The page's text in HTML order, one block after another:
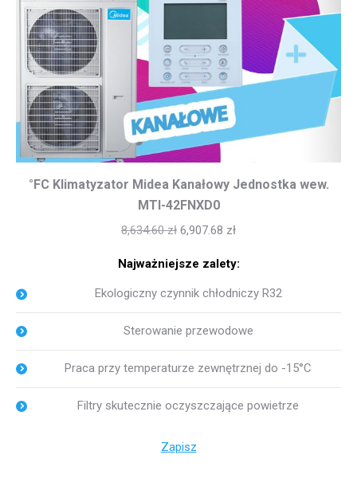
°FC Klimatyzator Midea Kanałowy Jednostka wew.
MTI-42FNXD0
8,634.60zł 6,907.68 zł
Najważniejsze zalety:
Ekologiczny czynnik chłodniczy R32
Sterowanie przewodowe
Praca przy temperaturze zewnętrznej do -15°C
Filtry skutecznie oczyszczające powietrze
Zapisz